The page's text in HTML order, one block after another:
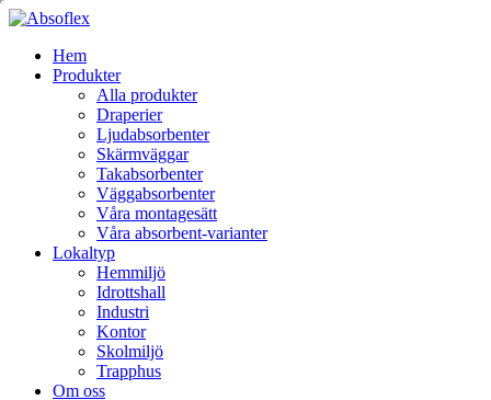
Hem
Produkter
Alla produkter
Draperier
Ljudabsorbenter
Skärmväggar
Takabsorbenter
Väggabsorbenter
Våra montagesätt
Våra absorbent-varianter
Lokaltyp
Hemmiljö
Idrottshall
Industri
Kontor
Skolmiljö
Trapphus
Om oss